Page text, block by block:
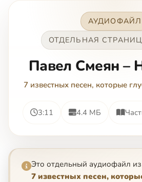
АУДИОФАЙЛ
ОТДЕЛЬНАЯ
Павел Смеян –
7 известных песен, которые
3:11 4.4 МБ
Это отдельный аудиофайл
7 известных песен,